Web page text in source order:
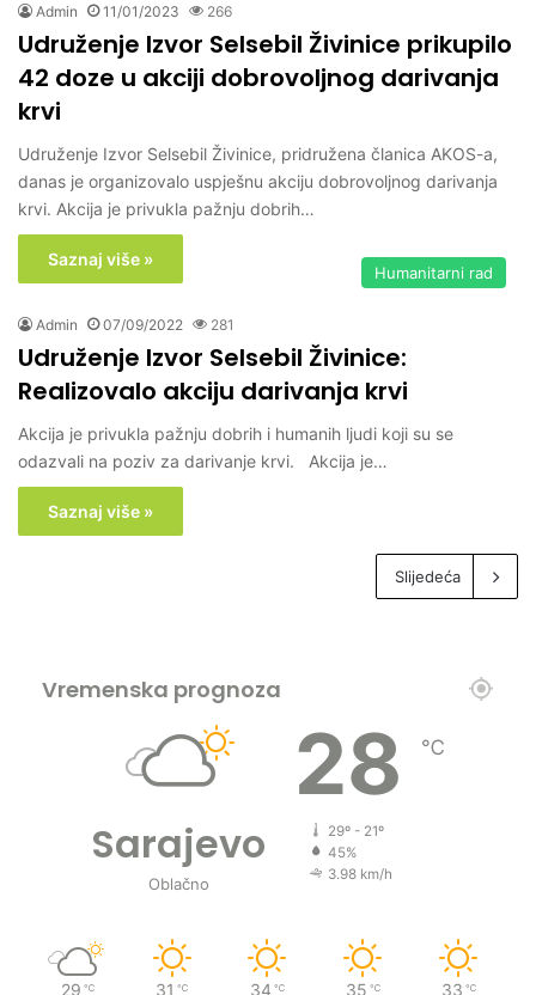
Admin 11/01/2023 266
Udruženje Izvor Selsebil Živinice prikupilo
42 doze u akciji dobrovoljnog darivanja
krvi
Udruženje Izvor Selsebil Živinice, pridružena članica AKOS-a,
danas je organizovalo uspješnu akciju dobrovoljnog darivanja
krvi. Akcija je privukla pažnju dobrih…
Saznaj više »
Humanitarni rad
Admin 07/09/2022 281
Udruženje Izvor Selsebil Živinice:
Realizovalo akciju darivanja krvi
Akcija je privukla pažnju dobrih i humanih ljudi koji su se
odazvali na poziv za darivanje krvi. Akcija je…
Saznaj više »
Slijedeća
Vremenska prognoza
Sarajevo
Oblačno
28 ℃
29º - 21º
45%
3.98 km/h
29 ℃ 31 ℃ 34 ℃ 35 ℃ 33 ℃